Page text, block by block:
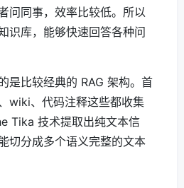
问同事，效率比较低。所以
识库，能够快速回答各种问
是比较经典的 RAG 架构。首
wiki、代码注释这些都收集
Tika 技术提取出纯文本信
切分成多个语义完整的文本